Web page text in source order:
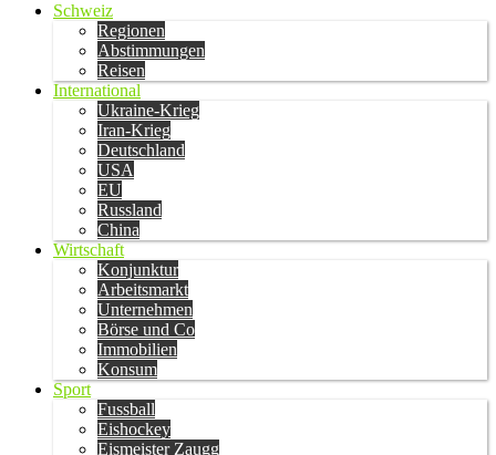
Schweiz
Regionen
Abstimmungen
Reisen
International
Ukraine-Krieg
Iran-Krieg
Deutschland
USA
EU
Russland
China
Wirtschaft
Konjunktur
Arbeitsmarkt
Unternehmen
Börse und Co
Immobilien
Konsum
Sport
Fussball
Eishockey
Eismeister Zaugg